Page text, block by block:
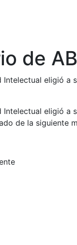
de
Intelectual eligió a
Intelectual eligió a
de la siguiente